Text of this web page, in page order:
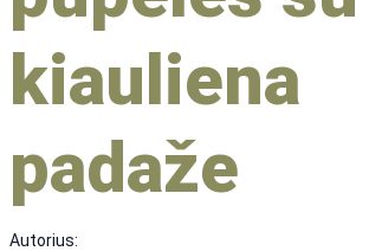
kiauliena
padaže
Autorius: